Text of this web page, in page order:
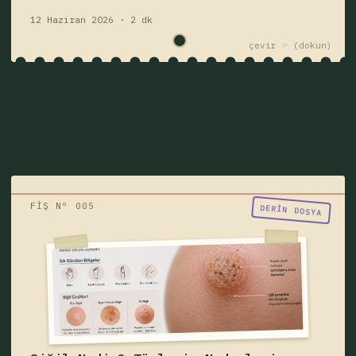
12 Haziran 2026 · 2 dk
çevir ☞
FİŞ Nº 005 DERIN DOSYA
"Birisi siğil mi dedi?"
Siğil nedir, neden çıkar, bulaşıcı mıdır?
Siğil türleri, belirtileri, HPV ilişkisi, ayak
tabanı siğili, genital siğil ve tedavi
yöntemlerini öğrenin.
hastalık
siğil
Fişi çek — yazıyı oku